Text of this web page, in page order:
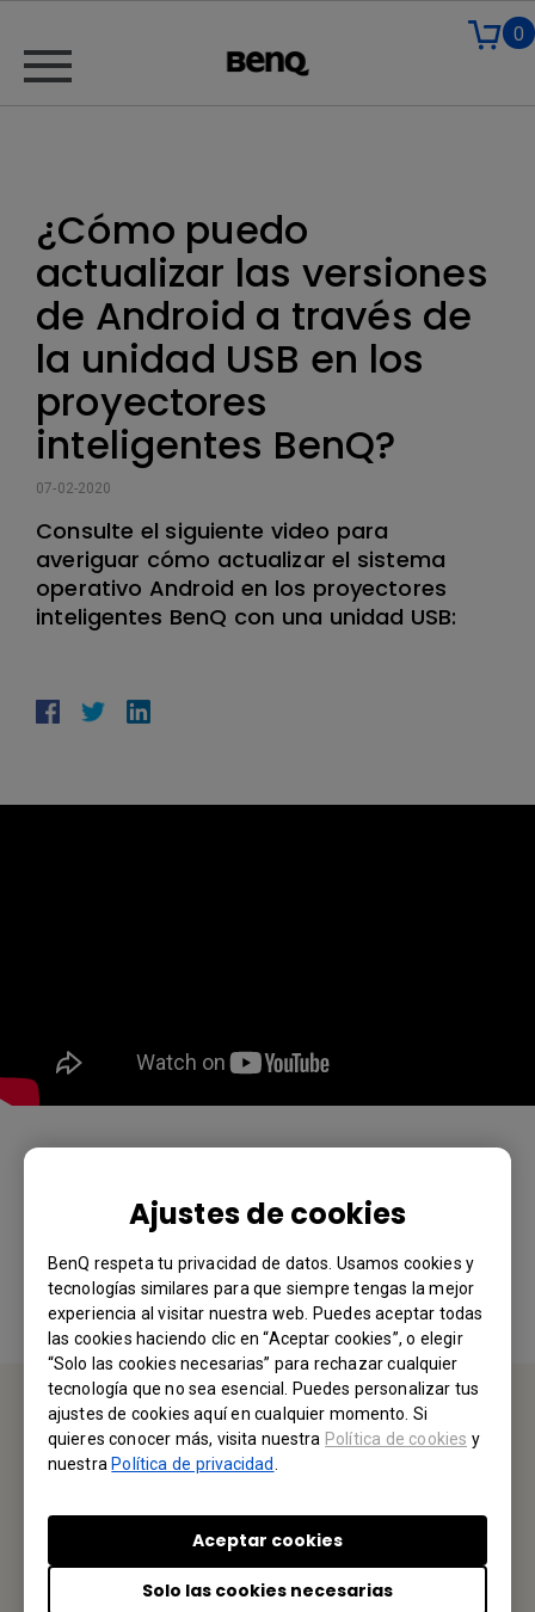
Ajustes de cookies
BenQ respeta tu privacidad de datos. Usamos cookies y
tecnologías similares para que siempre tengas la mejor
experiencia al visitar nuestra web. Puedes aceptar todas
las cookies haciendo clic en “Aceptar cookies”, o elegir
“Solo las cookies necesarias” para rechazar cualquier
tecnología que no sea esencial. Puedes personalizar tus
ajustes de cookies aquí en cualquier momento. Si
quieres conocer más, visita nuestra Política de cookies y
nuestraPolítica de privacidad
Solo las cookies necesarias
Aceptar cookies
0
¿Cómo puedo
actualizar las versiones
de Android a través de
la unidad USB en los
proyectores
inteligentes BenQ?
07-02-2020
Consulte el siguiente video para
averiguar cómo actualizar el sistema
operativo Android en los proyectores
inteligentes BenQ con una unidad USB:
CONTÁCTENOS
Envíenos un Email